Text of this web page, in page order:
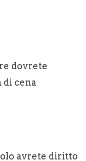
dovrete
cena
avrete diritto